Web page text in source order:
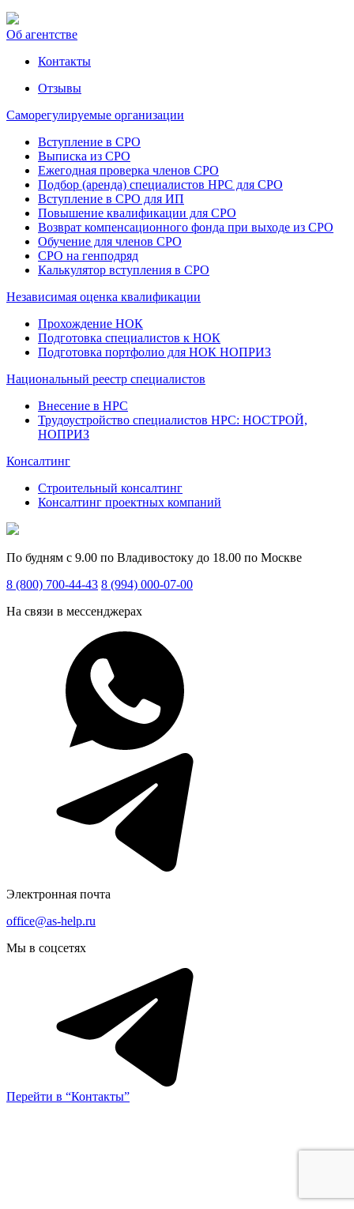
Об агентстве
Контакты
Отзывы
Саморегулируемые организации
Вступление в СРО
Выписка из СРО
Ежегодная проверка членов СРО
Подбор (аренда) специалистов НРС для СРО
Вступление в СРО для ИП
Повышение квалификации для СРО
Возврат компенсационного фонда при выходе из СРО
Обучение для членов СРО
СРО на генподряд
Калькулятор вступления в СРО
Независимая оценка квалификации
Прохождение НОК
Подготовка специалистов к НОК
Подготовка портфолио для НОК НОПРИЗ
Национальный реестр специалистов
Внесение в НРС
Трудоустройство специалистов НРС: НОСТРОЙ,
НОПРИЗ
Консалтинг
Строительный консалтинг
Консалтинг проектных компаний
По будням с 9.00 по Владивостоку до 18.00 по Москве
8 (800) 700-44-43 8 (994) 000-07-00
На связи в мессенджерах
Электронная почта
office@as-help.ru
Мы в соцсетях
Перейти в “Контакты”